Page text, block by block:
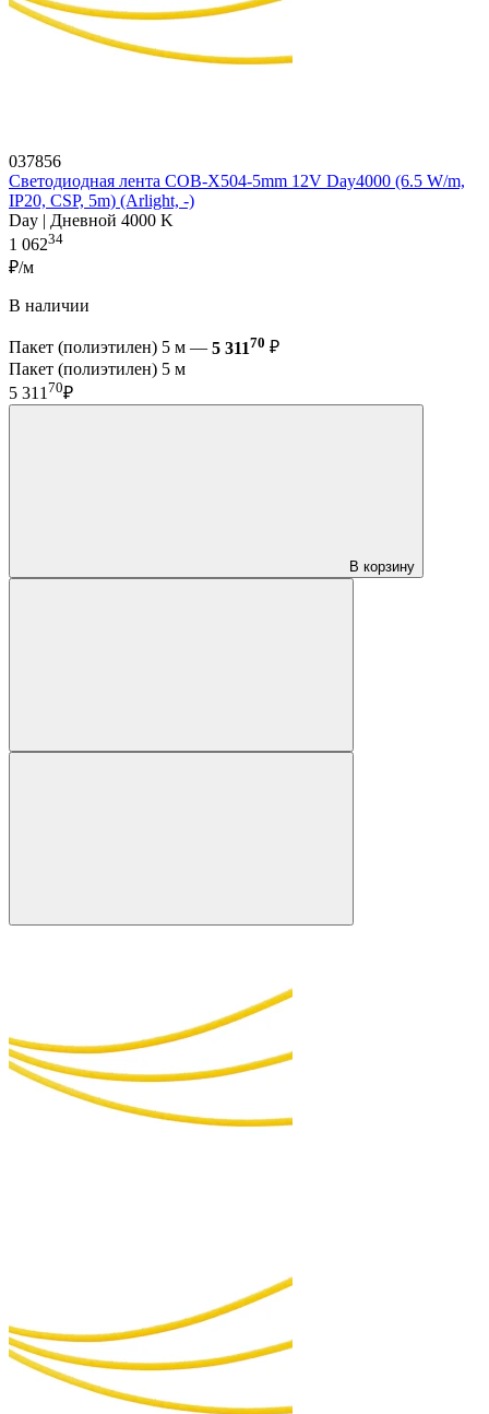
037856
Светодиодная лента COB-X504-5mm 12V Day4000 (6.5 W/m,
IP20, CSP, 5m) (Arlight, -)
Day | Дневной 4000 K
1 06234
₽/м
В наличии
Пакет (полиэтилен) 5 м — 5 31170 ₽
Пакет (полиэтилен) 5 м
5 311 70₽
В корзину